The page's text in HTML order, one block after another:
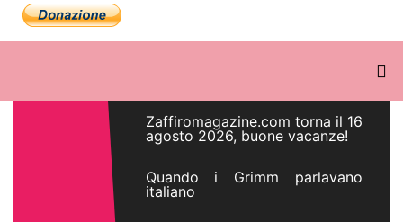
Zaffiromagazine.com torna il 16
agosto 2026, buone vacanze!
Quando i Grimm parlavano
italiano